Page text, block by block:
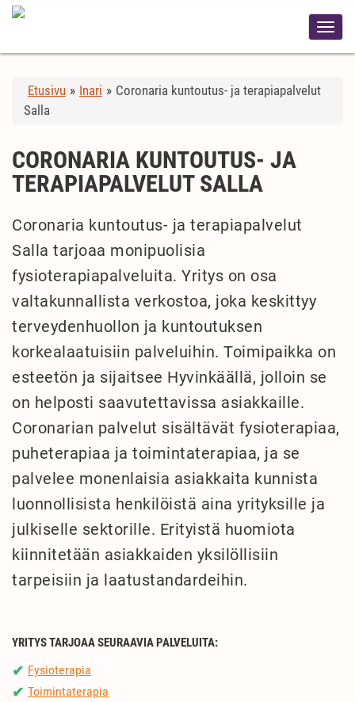
Etusivu » Inari » Coronaria kuntoutus- ja terapiapalvelut
Salla
CORONARIA KUNTOUTUS- JA
TERAPIAPALVELUT SALLA
Coronaria kuntoutus- ja terapiapalvelut
Salla tarjoaa monipuolisia
fysioterapiapalveluita. Yritys on osa
valtakunnallista verkostoa, joka keskittyy
terveydenhuollon ja kuntoutuksen
korkealaatuisiin palveluihin. Toimipaikka on
esteetön ja sijaitsee Hyvinkäällä, jolloin se
on helposti saavutettavissa asiakkaille.
Coronarian palvelut sisältävät fysioterapiaa,
puheterapiaa ja toimintaterapiaa, ja se
palvelee monenlaisia asiakkaita kunnista
luonnollisista henkilöistä aina yrityksille ja
julkiselle sektorille. Erityistä huomiota
kiinnitetään asiakkaiden yksilöllisiin
tarpeisiin ja laatustandardeihin.
YRITYS TARJOAA SEURAAVIA PALVELUITA:
✔ Fysioterapia
✔ Toimintaterapia